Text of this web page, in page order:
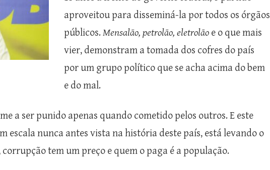
aproveitou para disseminá-la por todos os órgãos
públicos. Mensalão, petrolão, eletrolão e o que mais
vier, demonstram a tomada dos cofres do país
por um grupo político que se acha acima do bem
e do mal.
a ser punido apenas quando cometido pelos outros. E este
escala nunca antes vista na história deste país, está levando o
corrupção tem um preço e quem o paga é a população.